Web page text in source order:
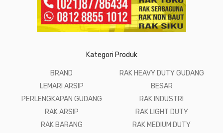
Kategori Produk
BRAND
LEMARI ARSIP
PERLENGKAPAN GUDANG
RAK ARSIP
RAK BARANG
RAK HEAVY DUTY GUDANG
BESAR
RAK INDUSTRI
RAK LIGHT DUTY
RAK MEDIUM DUTY